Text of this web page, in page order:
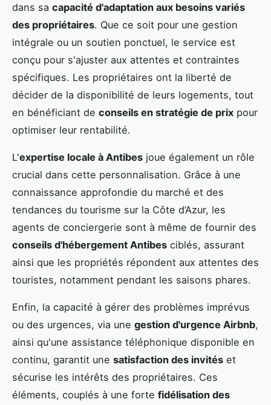
dans sa capacité d'adaptation aux besoins variés
des propriétaires. Que ce soit pour une gestion
intégrale ou un soutien ponctuel, le service est
conçu pour s'ajuster aux attentes et contraintes
spécifiques. Les propriétaires ont la liberté de
décider de la disponibilité de leurs logements, tout
en bénéficiant de conseils en stratégie de prix pour
optimiser leur rentabilité.
L'expertise locale à Antibes joue également un rôle
crucial dans cette personnalisation. Grâce à une
connaissance approfondie du marché et des
tendances du tourisme sur la Côte d’Azur, les
agents de conciergerie sont à même de fournir des
conseils d'hébergement Antibes ciblés, assurant
ainsi que les propriétés répondent aux attentes des
touristes, notamment pendant les saisons phares.
Enfin, la capacité à gérer des problèmes imprévus
ou des urgences, via une gestion d'urgence Airbnb,
ainsi qu'une assistance téléphonique disponible en
continu, garantit une satisfaction des invités et
sécurise les intérêts des propriétaires. Ces
éléments, couplés à une forte fidélisation des